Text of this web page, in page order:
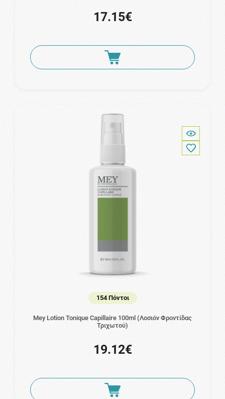
17.15€
154 Πόντοι
Mey Lotion Tonique Capillaire 100ml (Λοσιόν Φροντίδας
Τριχωτού)
19.12€